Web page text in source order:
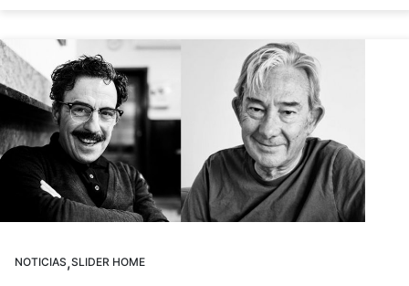
NOTICIAS,SLIDER HOME